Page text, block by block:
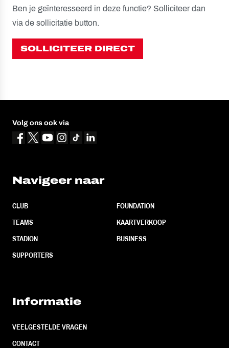
Ben je geïnteresseerd in deze functie? Solliciteer dan
via de sollicitatie button.
SOLLICITEER DIRECT
Volg ons ook via
Navigeer naar
CLUB
TEAMS
STADION
SUPPORTERS
FOUNDATION
KAARTVERKOOP
BUSINESS
Informatie
VEELGESTELDE VRAGEN
CONTACT